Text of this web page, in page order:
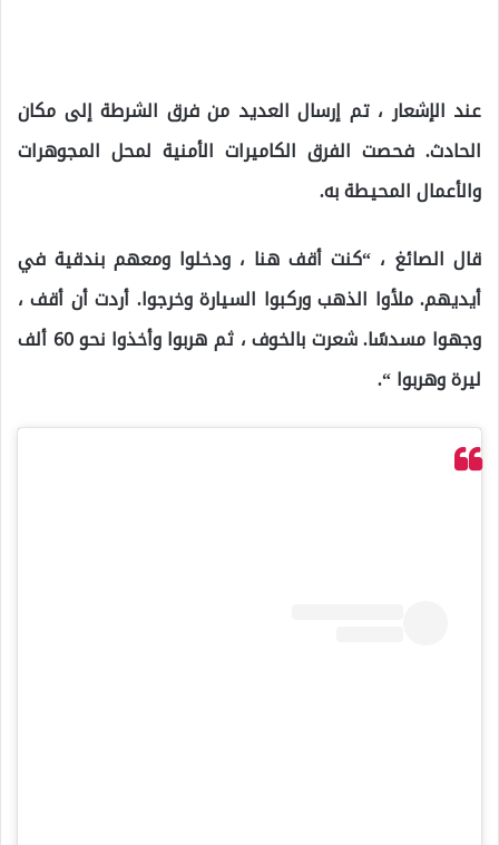
عند الإشعار ، تم إرسال العديد من فرق الشرطة إلى مكان
الحادث. فحصت الفرق الكاميرات الأمنية لمحل المجوهرات
والأعمال المحيطة به.
قال الصائغ ، “كنت أقف هنا ، ودخلوا ومعهم بندقية في
أيديهم. ملأوا الذهب وركبوا السيارة وخرجوا. أردت أن أقف ،
وجهوا مسدسًا. شعرت بالخوف ، ثم هربوا وأخذوا نحو 60 ألف
ليرة وهربوا “.